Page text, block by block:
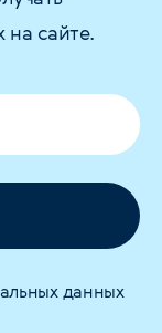
сайте.
данных